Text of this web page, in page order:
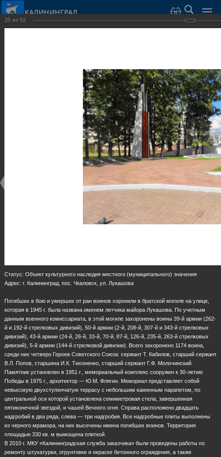
КАЛИНИНГРАД
Скульптуры и мемориалы
25 из 62
Статус: Объект культурного наследия местного (муниципального) значения
Адрес: г. Калининград, пос. Чкаловск, ул. Лукашова
Погибших в бою и умерших от ран воинов хоронили в братской могиле на улице,
которая в 1945 г. была названа именем летчика майора Лукашова. По учетным
данным военного комиссариата, в этой могиле захоронены воины 39-й армии (262-
й и 192-й стрелковых дивизий), 50-й армии (2-й, 208-й, 307-й и 343-й стрелковых
дивизий), 43-й армии (24-й, 26-й, 33-й, 70-й, 87-й, 126-й, 235-й, 263-й стрелковых
дивизий), 5-й армии (144-й стрелковой дивизии). Всего захоронено 1174 воина,
среди них четверо Героев Советского Союза: сержант Т. Кабилов, старший сержант
В.Л. Попов, старшина И.К. Тихоненко, старший сержант Г.Ф. Молочинский.
Памятник установлен в 1951 г., мемориальный комплекс сооружен к 30-летию
Победы в 1975 г., архитектор — Ю.М. Флягин. Мемориал представляет собой
невысокую двухступенчатую террасу с небольшим каменным парапетом, по
центральной оси которой установлена семиметровая стела, завершенная
пятиконечной звездой, и чашей Вечного огня. Справа расположено двадцать
надгробий в два ряда, слева — три надгробия. Все надгробные плиты выполнены
из черного мрамора, на них высечены имена погибших воинов. Территория
площадью 330 кв. м вымощена плиткой.
В 2010 г. МКУ «Калининградская служба заказчика» были проведены работы по
ремонту штукатурки, огрунтовке и окраске бетонного ограждения, а также